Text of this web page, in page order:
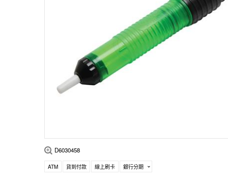
D6030458
ATM 貨到付款 線上刷卡 銀行分期